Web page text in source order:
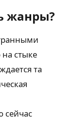
жанры?
стыке
та
сейчас